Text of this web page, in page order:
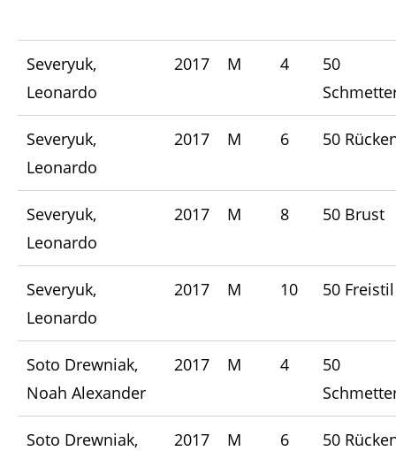
Severyuk,
Leonardo
2017 M 4
50
Severyuk,
Leonardo
2017 M 6 50
Severyuk,
Leonardo
2017 M 8 50 Brust
Severyuk,
Leonardo
2017 M 10 50 Freistil
Soto Drewniak,
Noah Alexander
2017 M 4
50
Soto Drewniak,
2017 M 6 50